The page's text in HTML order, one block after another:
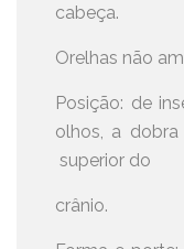
cabeça.
Orelhas não
Posição: de
olhos, a
superior do
crânio.